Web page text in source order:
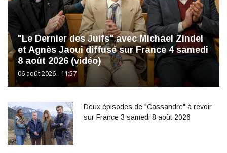
"Le Dernier des Juifs" avec Michael Zindel
et Agnès Jaoui diffusé sur France 4 samedi
8 août 2026 (vidéo)
06 août 2026 - 11:57
Deux épisodes de "Cassandre" à revoir
sur France 3 samedi 8 août 2026